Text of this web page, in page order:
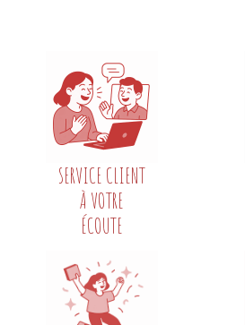
SERVICE CLIENT
À VOTRE
ÉCOUTE